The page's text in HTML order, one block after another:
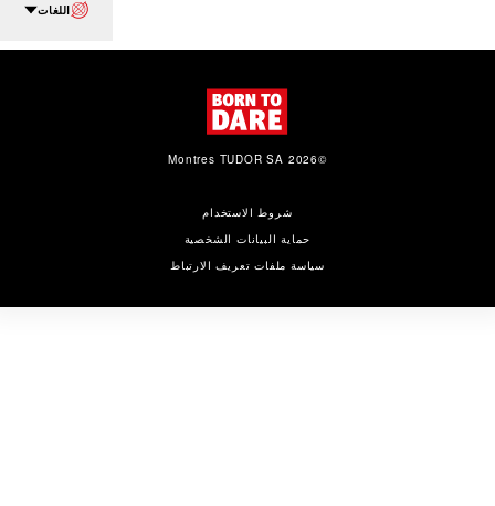
اللغات
شروط الاستخدام
حماية البيانات الشخصية
سياسة ملفات تعريف الارتباط
©2026 Montres TUDOR SA